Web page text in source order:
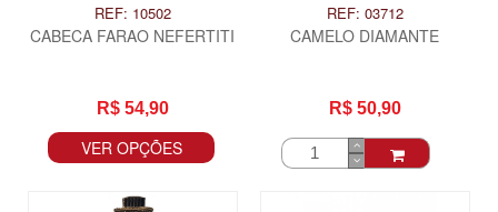
REF: 10502
CABECA FARAO NEFERTITI
R$ 54,90
VER OPÇÕES
REF: 03712
CAMELO DIAMANTE
R$ 50,90